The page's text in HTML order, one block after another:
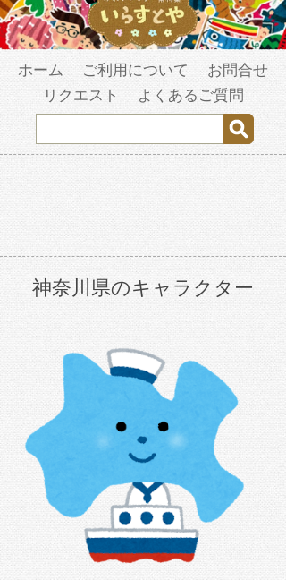
ホーム ご利用について
お問合せ
リクエスト
よくあるご質問
神奈川県のキャラクター